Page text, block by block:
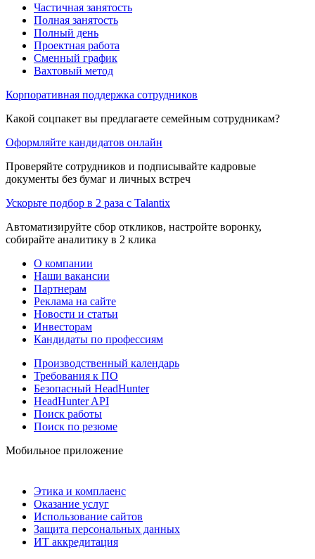
Частичная занятость
Полная занятость
Полный день
Проектная работа
Сменный график
Вахтовый метод
Корпоративная поддержка сотрудников
Какой соцпакет вы предлагаете семейным сотрудникам?
Оформляйте кандидатов онлайн
Проверяйте сотрудников и подписывайте кадровые
документы без бумаг и личных встреч
Ускорьте подбор в 2 раза с Talantix
Автоматизируйте сбор откликов, настройте воронку,
собирайте аналитику в 2 клика
О компании
Наши вакансии
Партнерам
Реклама на сайте
Новости и статьи
Инвесторам
Кандидаты по профессиям
Производственный календарь
Требования к ПО
Безопасный HeadHunter
HeadHunter API
Поиск работы
Поиск по резюме
Мобильное приложение
Этика и комплаенс
Оказание услуг
Использование сайтов
Защита персональных данных
ИТ аккредитация